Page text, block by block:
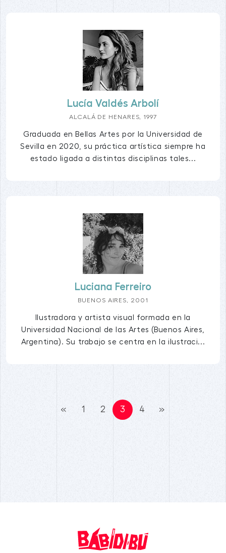
Lucía Valdés Arbolí
ALCALÁ DE HENARES, 1997
Graduada en Bellas Artes por la Universidad de
Sevilla en 2020, su práctica artística siempre ha
estado ligada a distintas disciplinas tales...
Luciana Ferreiro
BUENOS AIRES, 2001
Ilustradora y artista visual formada en la
Universidad Nacional de las Artes (Buenos Aires,
Argentina). Su trabajo se centra en la ilustraci...
« 1 2 3 4 »